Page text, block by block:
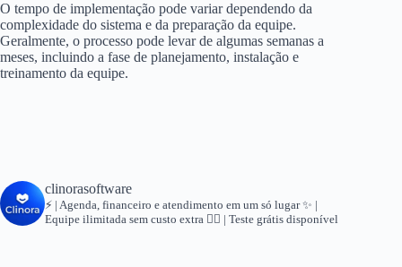
O tempo de implementação pode variar dependendo da
complexidade do sistema e da preparação da equipe.
Geralmente, o processo pode levar de algumas semanas a
meses, incluindo a fase de planejamento, instalação e
treinamento da equipe.
clinorasoftware
⚡ | Agenda, financeiro e atendimento em um só lugar✨ |
Equipe ilimitada sem custo extra 👇🏻 | Teste grátis disponível